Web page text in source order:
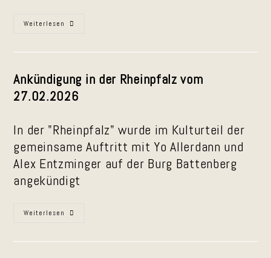
Weiterlesen Pressebericht
Im
Am
13.
März
2026
Ankündigung in der Rheinpfalz vom
27.02.2026
In der "Rheinpfalz" wurde im Kulturteil der
gemeinsame Auftritt mit Yo Allerdann und
Alex Entzminger auf der Burg Battenberg
angekündigt
Weiterlesen Ankündigung
Rheinpfalz